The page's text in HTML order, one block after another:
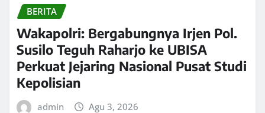
BERITA
Wakapolri: Bergabungnya Irjen Pol.
Susilo Teguh Raharjo ke UBISA
Perkuat Jejaring Nasional Pusat Studi
Kepolisian
admin Agu 3, 2026